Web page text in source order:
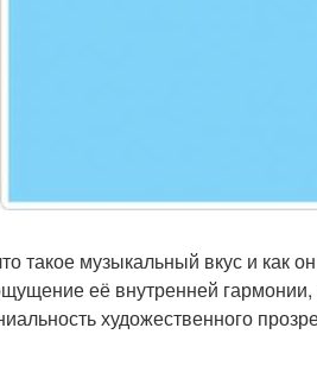
такое музыкальный вкус и как
её внутренней
художественного